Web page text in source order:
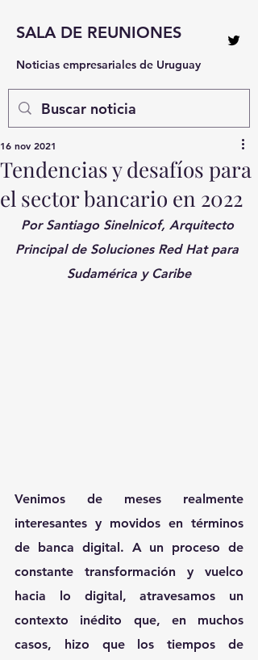
SALA DE REUNIONES
Noticias empresariales de Uruguay
Tendencias y desafíos para
el sector bancario en 2022
16 nov 2021
Por Santiago Sinelnicof, Arquitecto
Principal de Soluciones Red Hat para
Sudamérica y Caribe
Venimos de meses realmente
interesantes y movidos en términos
de banca digital. A un proceso de
constante transformación y vuelco
hacia lo digital, atravesamos un
contexto inédito que, en muchos
casos, hizo que los tiempos de